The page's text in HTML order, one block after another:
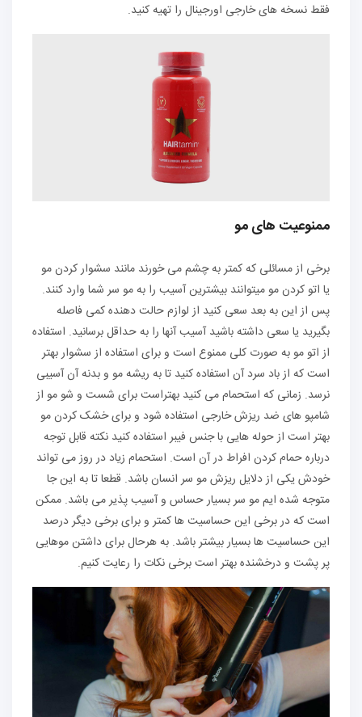
فقط نسخه های خارجی اورجینال را تهیه کنید.
ممنوعیت های مو
برخی از مسائلی که کمتر به چشم می خورند مانند سشوار کردن مو
یا اتو کردن مو میتوانند بیشترین آسیب را به مو سر شما وارد کنند.
پس از این به بعد سعی کنید از لوازم حالت دهنده کمی فاصله
بگیرید یا سعی داشته باشید آسیب آنها را به حداقل برسانید. استفاده
از اتو مو به صورت کلی ممنوع است و برای استفاده از سشوار بهتر
است که از باد سرد آن استفاده کنید تا به ریشه مو و بدنه آن آسیبی
نرسد. زمانی که استحمام می کنید بهتراست برای شست و شو مو از
شامپو های ضد ریزش خارجی استفاده شود و برای خشک کردن مو
بهتر است از حوله هایی با جنس فیبر استفاده کنید نکته قابل توجه
درباره حمام کردن افراط در آن است. استحمام زیاد در روز می تواند
خودش یکی از دلایل ریزش مو سر انسان باشد. قطعا تا به این جا
متوجه شده ایم مو سر بسیار حساس و آسیب پذیر می باشد. ممکن
است که در برخی این حساسیت ها کمتر و برای برخی دیگر درصد
این حساسیت ها بسیار بیشتر باشد. به هرحال برای داشتن موهایی
پر پشت و درخشنده بهتر است برخی نکات را رعایت کنیم.